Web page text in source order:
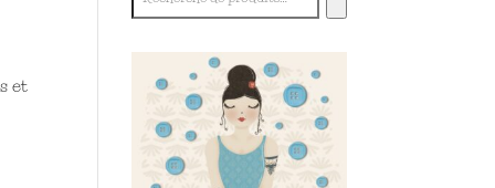
et